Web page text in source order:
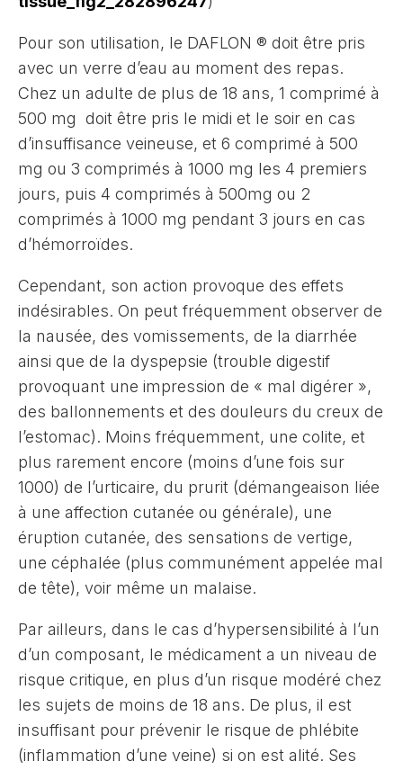
Pour son utilisation, le DAFLON ® doit être pris
avec un verre d’eau au moment des repas.
Chez un adulte de plus de 18 ans, 1 comprimé à
500 mg doit être pris le midi et le soir en cas
d’insuffisance veineuse, et 6 comprimé à 500
mg ou 3 comprimés à 1000 mg les 4 premiers
jours, puis 4 comprimés à 500mg ou 2
comprimés à 1000 mg pendant 3 jours en cas
d’hémorroïdes.
Cependant, son action provoque des effets
indésirables. On peut fréquemment observer de
la nausée, des vomissements, de la diarrhée
ainsi que de la dyspepsie (trouble digestif
provoquant une impression de « mal digérer »,
des ballonnements et des douleurs du creux de
l’estomac). Moins fréquemment, une colite, et
plus rarement encore (moins d’une fois sur
1000) de l’urticaire, du prurit (démangeaison liée
à une affection cutanée ou générale), une
éruption cutanée, des sensations de vertige,
une céphalée (plus communément appelée mal
de tête), voir même un malaise.
Par ailleurs, dans le cas d’hypersensibilité à l’un
d’un composant, le médicament a un niveau de
risque critique, en plus d’un risque modéré chez
les sujets de moins de 18 ans. De plus, il est
insuffisant pour prévenir le risque de phlébite
(inflammation d’une veine) si on est alité. Ses